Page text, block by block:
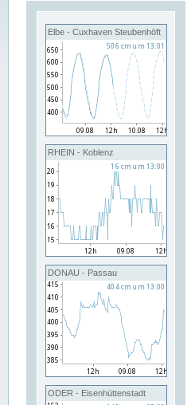
Elbe - Cuxhaven Steubenhöft
RHEIN - Koblenz
DONAU - Passau
ODER - Eisenhüttenstadt